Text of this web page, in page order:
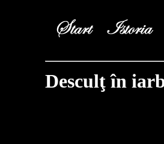
Desculţ în